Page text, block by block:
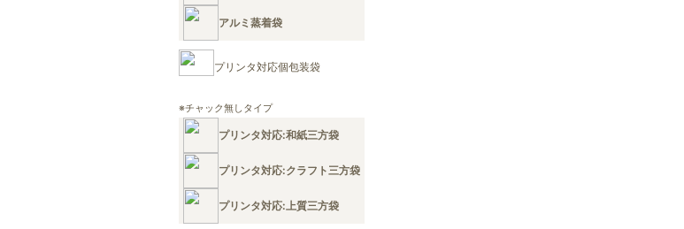
アルミ蒸着袋
プリンタ対応個包装袋
※チャック無しタイプ
プリンタ対応:和紙三方袋
プリンタ対応:クラフト三方袋
プリンタ対応:上質三方袋